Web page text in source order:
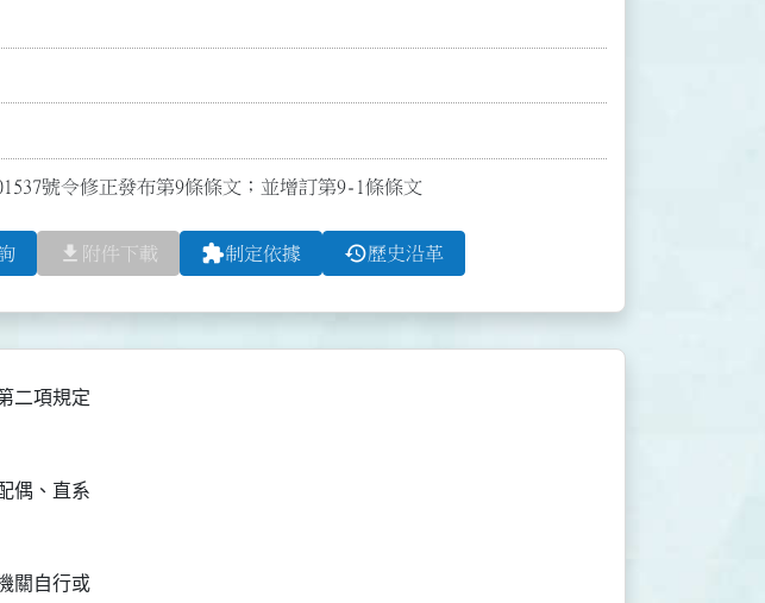
號令修正發布第9條條文；並增訂第9-1條條文
file_download 附件下載 extension制定依據 history歷史沿革
二項規定
偶、直系
關自行或